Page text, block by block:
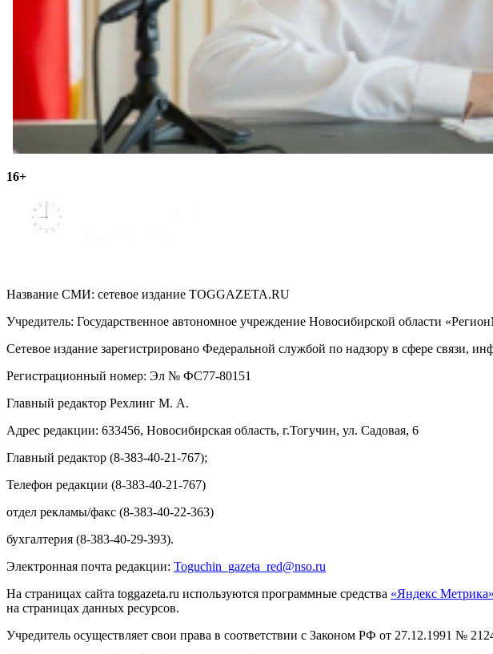
16+
Название СМИ: cетевое издание TOGGAZETA.RU
Учредитель: Государственное автономное учреждение Новосибирской области
Сетевое издание зарегистрировано Федеральной службой по надзору в сфере связи,
Регистрационный номер: Эл № ФС77-80151
Главный редактор Рехлинг М. А.
Адрес редакции: 633456, Новосибирская область, г.Тогучин, ул. Садовая, 6
Главный редактор (8-383-40-21-767);
Телефон редакции (8-383-40-21-767)
отдел рекламы/факс (8-383-40-22-363)
бухгалтерия (8-383-40-29-393).
Электронная почта редакции: Toguchin gazeta red@nso.ru
На страницах сайта toggazeta.ru используются программные средства «Яндекс Метрика»
на страницах данных ресурсов.
Учредитель осуществляет свои права в соответствии с Законом РФ от 27.12.1991 №